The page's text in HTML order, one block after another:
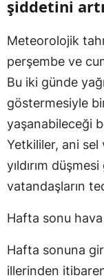
şiddetini
Meteorolojik
perşembe ve
Bu iki günde
göstermesiyle
yaşanabileceği
Yetkililer, ani sel
yıldırım
vatandaşların
Hafta sonu
Hafta sonuna
illerinden